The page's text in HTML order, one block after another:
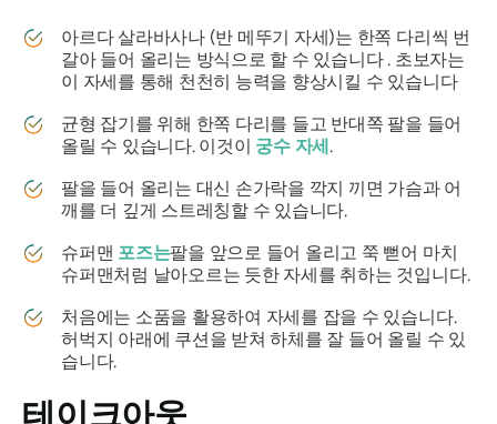
아르다살라바사나(반 메뚜기 자세)는 한쪽 다리씩 번
갈아 들어 올리는 방식으로 할 수 있습니다 . 초보자는
이 자세를 통해 천천히 능력을 향상시킬 수 있습니다
균형 잡기를 위해 한쪽 다리를 들고 반대쪽 팔을 들어
올릴 수 있습니다. 이것이 궁수 자세.
팔을 들어 올리는 대신 손가락을 깍지 끼면 가슴과 어
깨를 더 깊게 스트레칭할 수 있습니다.
슈퍼맨 포즈는팔을 앞으로 들어 올리고 쭉 뻗어 마치
슈퍼맨처럼 날아오르는 듯한 자세를 취하는 것입니다.
처음에는 소품을 활용하여 자세를 잡을 수 있습니다.
허벅지 아래에 쿠션을 받쳐 하체를 잘 들어 올릴 수 있
습니다.
테이크아웃